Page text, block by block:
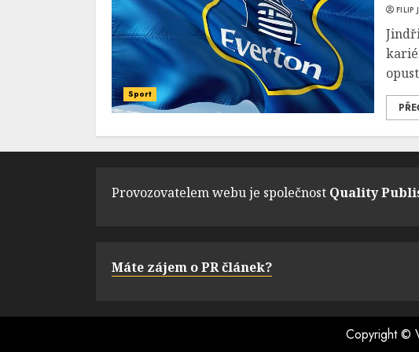
Sport
FILIP
Provozovatelem webu je společnost Quality
Máte zájem o PR článek?
Copyright ©